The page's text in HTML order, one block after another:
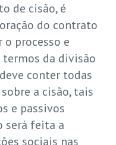
de cisão, é
do contrato
processo e
termos da divisão
conter todas
a cisão, tais
e passivos
será feita a
sociais nas